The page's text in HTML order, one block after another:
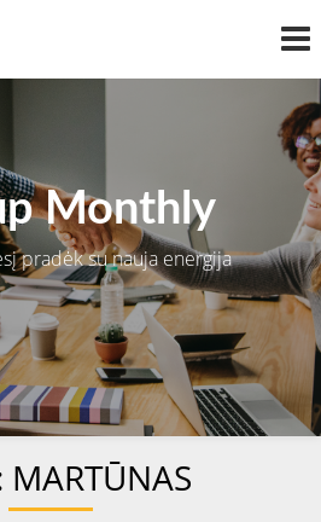
Monthly
pradėk su nauja energija
MARTŪNAS